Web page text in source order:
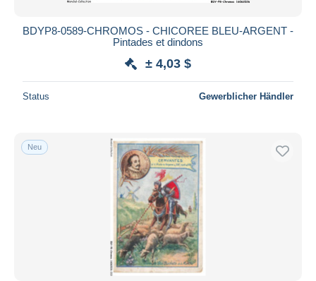
BDYP8-0589-CHROMOS - CHICOREE BLEU-ARGENT -
Pintades et dindons
± 4,03 $
Status Gewerblicher Händler
Neu